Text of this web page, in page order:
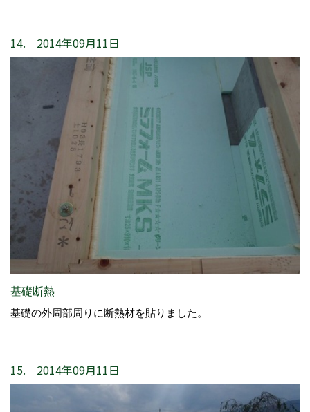
14. 2014年09月11日
基礎断熱
基礎の外周部周りに断熱材を貼りました。
15. 2014年09月11日